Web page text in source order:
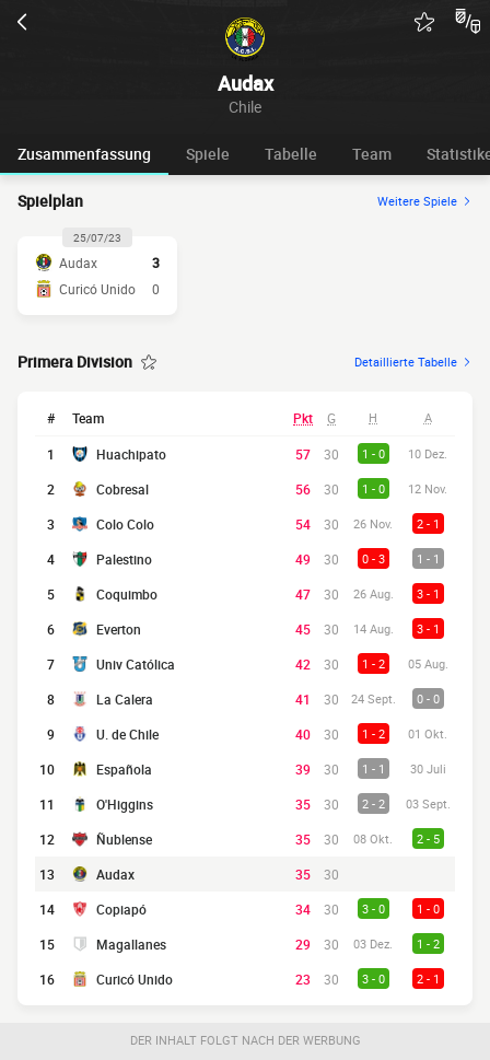
Audax
Chile
Zusammenfassung Spiele Tabelle Team
Spielplan Weitere Spiele
25/07/23
Audax
3
Curicó Unido
0
Primera Division Detaillierte Tabelle
# Team Pkt G H A
1 Huachipato 57 30 1 - 0 10 Dez.
2 Cobresal 56 30 1 - 0 12 Nov.
3 Colo Colo 54 30 26 Nov. 2 - 1
4 Palestino 49 30 0 - 3 1 - 1
5 Coquimbo 47 30 26 Aug. 3 - 1
6 Everton 45 30 14 Aug. 3 - 1
7 Univ Católica 42 30 1 - 2 05 Aug.
8 La Calera 41 30 24 Sept. 0 - 0
9 U. de Chile 40 30 1 - 2 01 Okt.
10 Española 39 30 1 - 1 30 Juli
11 O'Higgins 35 30 2 - 2 03 Sept.
12 Ñublense 35 30 08 Okt. 2 - 5
13 Audax 35
30
14
Copiapó 34 30 3 - 0 1 - 0
15 Magallanes 29 30 03 Dez. 1 - 2
16 Curicó Unido 23 30 3 - 0 2 - 1
DER INHALT FOLGT NACH DER WERBUNG